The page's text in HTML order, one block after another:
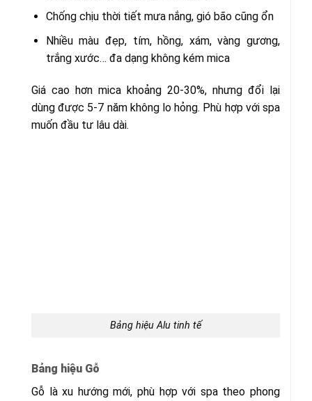
Chống chịu thời tiết mưa nắng, gió bão cũng ổn
Nhiều màu đẹp, tím, hồng, xám, vàng gương,
trắng xước… đa dạng không kém mica
Giá cao hơn mica khoảng 20-30%, nhưng đổi lại
dùng được 5-7 năm không lo hỏng. Phù hợp với spa
muốn đầu tư lâu dài.
Bảng hiệu Alu tinh tế
Bảng hiệu Gỗ
Gỗ là xu hướng mới, phù hợp với spa theo phong